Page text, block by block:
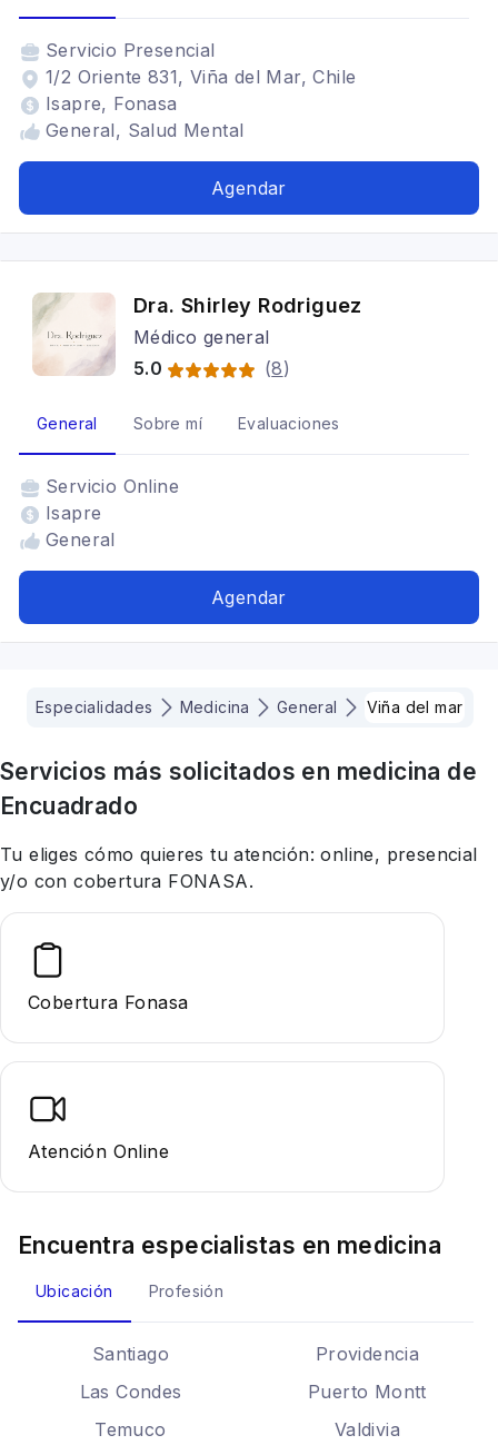
Servicio Presencial
1/2 Oriente 831, Viña del Mar, Chile
Isapre, Fonasa
General, Salud Mental
Agendar
Dra. Shirley Rodriguez
Médico general
5.0
(8)
General Sobre mí Evaluaciones
Servicio Online
Isapre
General
Agendar
Especialidades Medicina General Viña del mar
Servicios más solicitados en medicina de
Encuadrado
Tu eliges cómo quieres tu atención: online, presencial
y/o con cobertura FONASA.
Cobertura Fonasa
Atención Online
Encuentra especialistas en medicina
Ubicación Profesión
Santiago
Providencia
Las Condes
Puerto Montt
Temuco
Valdivia